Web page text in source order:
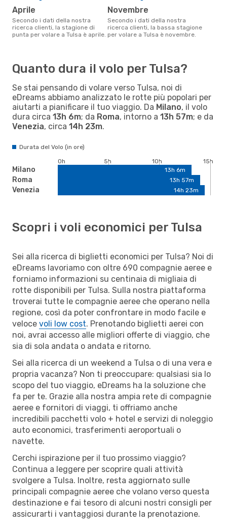
aprile
Secondo i dati della nostra
ricerca clienti, la stagione di
punta per volare a Tulsa è aprile.
novembre
Secondo i dati della nostra
ricerca clienti, la bassa stagione
per volare a Tulsa è novembre.
Quanto dura il volo per Tulsa?
Se stai pensando di volare verso Tulsa, noi di
eDreams abbiamo analizzato le rotte più popolari per
aiutarti a pianificare il tuo viaggio. Da Milano, il volo
dura circa 13h 6m; da Roma, intorno a 13h 57m; e da
Venezia, circa 14h 23m.
Durata del Volo (in ore)
Milano
Roma
Venezia
0h 5h 10h
15h
13h 6m
13h 57m
14h 23m
Scopri i voli economici per Tulsa
Sei alla ricerca di biglietti economici per Tulsa? Noi di
eDreams lavoriamo con oltre 690 compagnie aeree e
forniamo informazioni su centinaia di migliaia di
rotte disponibili per Tulsa. Sulla nostra piattaforma
troverai tutte le compagnie aeree che operano nella
regione, così da poter confrontare in modo facile e
veloce voli low cost. Prenotando biglietti aerei con
noi, avrai accesso alle migliori offerte di viaggio, che
sia di sola andata o andata e ritorno.
Sei alla ricerca di un weekend a Tulsa o di una vera e
propria vacanza? Non ti preoccupare: qualsiasi sia lo
scopo del tuo viaggio, eDreams ha la soluzione che
fa per te. Grazie alla nostra ampia rete di compagnie
aeree e fornitori di viaggi, ti offriamo anche
incredibili pacchetti volo + hotel e servizi di noleggio
auto economici, trasferimenti aeroportuali o
navette.
Cerchi ispirazione per il tuo prossimo viaggio?
Continua a leggere per scoprire quali attività
svolgere a Tulsa. Inoltre, resta aggiornato sulle
principali compagnie aeree che volano verso questa
destinazione e fai tesoro di alcuni nostri consigli per
assicurarti i vantaggiosi durante la prenotazione.